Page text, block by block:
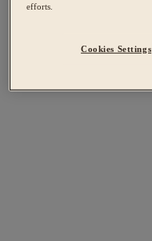
efforts.
Cookies Settings